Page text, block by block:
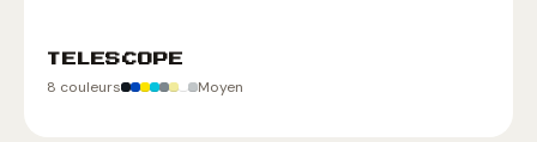
TELESCOPE
8 couleurs Moyen